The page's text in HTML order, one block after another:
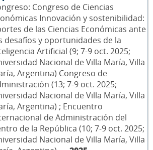
Congreso de Ciencias
Innovación y sostenibilidad:
de las Ciencias Económicas ante
desafíos y oportunidades de la
Artificial (9; 7-9 oct. 2025;
Nacional de Villa María, Villa
Argentina) Congreso de
(13; 7-9 oct. 2025;
Nacional de Villa María, Villa
Argentina) ; Encuentro
de Administración del
de la República (10; 7-9 oct. 2025;
Nacional de Villa María, Villa